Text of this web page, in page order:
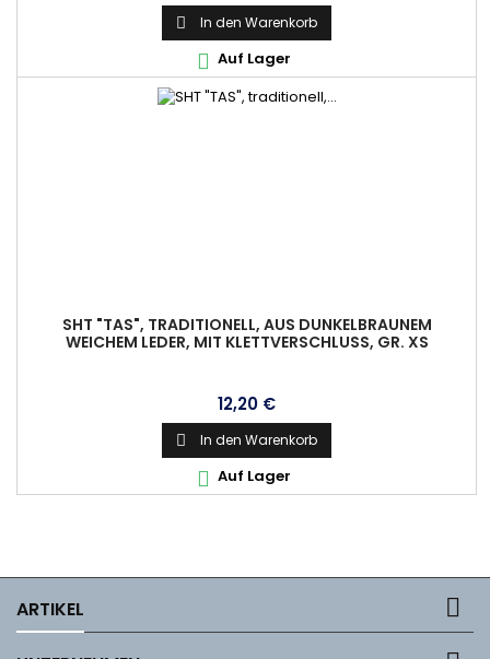
 In den Warenkorb
 Auf Lager
SHT "TAS", TRADITIONELL, AUS DUNKELBRAUNEM
WEICHEM LEDER, MIT KLETTVERSCHLUSS, GR. XS
Preis
12,20 €
 In den Warenkorb
 Auf Lager
ARTIKEL 